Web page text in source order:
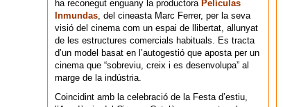
ha reconegut enguany la productora Películas
Inmundas, del cineasta Marc Ferrer, per la seva
visió del cinema com un espai de llibertat, allunyat
de les estructures comercials habituals. Es tracta
d’un model basat en l’autogestió que aposta per un
cinema que “sobreviu, creix i es desenvolupa” al
marge de la indústria.
Coincidint amb la celebració de la Festa d’estiu,